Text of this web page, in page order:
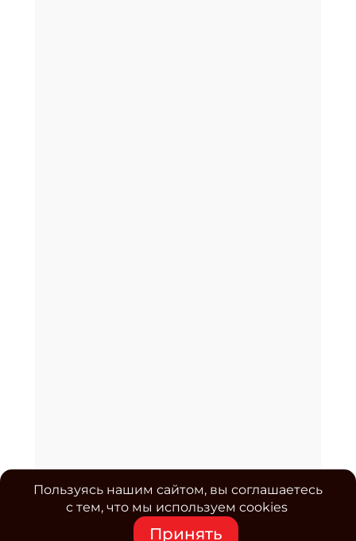
Пользуясь нашим сайтом, вы соглашаетесь
с тем, что мы используем cookies
Принять